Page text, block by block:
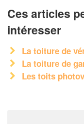
Ces articles
intéresser
La toiture de
La toiture de
Les toits
✕
vos